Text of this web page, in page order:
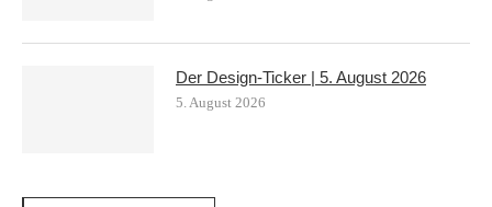
Der Design-Ticker | 5. August 2026
5. August 2026